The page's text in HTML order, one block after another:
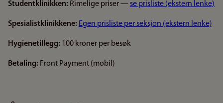
Studentklinikken: Rimelige priser — se prisliste (ekstern lenke)
Spesialistklinikkene: Egen prisliste per seksjon (ekstern lenke)
Hygienetillegg: 100 kroner per besøk
Betaling: Front Payment (mobil)